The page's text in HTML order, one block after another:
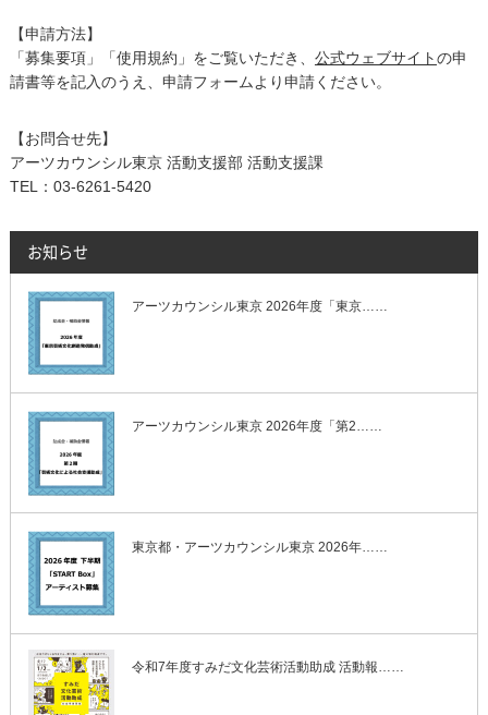
【申請方法】
「募集要項」「使用規約」をご覧いただき、 公式ウェブサイトの申
請書等を記入のうえ、申請フォームより申請ください。
【お問合せ先】
アーツカウンシル東京 活動支援部 活動支援課
TEL：03-6261-5420
お知らせ
アーツカウンシル東京 2026年度「東京……
アーツカウンシル東京 2026年度「第2……
東京都・アーツカウンシル東京 2026年……
令和7年度すみだ文化芸術活動助成 活動報……